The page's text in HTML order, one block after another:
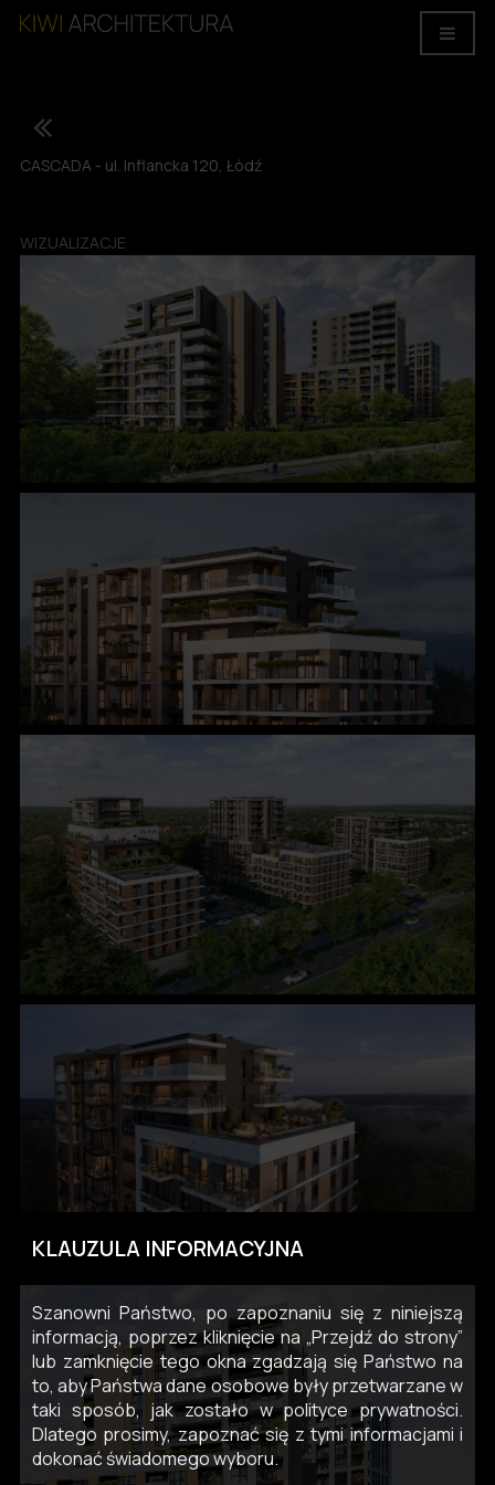
CASCADA - ul. Inflancka 120, Łódź
WIZUALIZACJE
KLAUZULA INFORMACYJNA
Szanowni Państwo, po zapoznaniu się z niniejszą
informacją, poprzez kliknięcie na „Przejdź do strony”
lub zamknięcie tego okna zgadzają się Państwo na
to, aby Państwa dane osobowe były przetwarzane w
taki sposób, jak zostało w polityce prywatności.
Dlatego prosimy, zapoznać się z tymi informacjami i
dokonać świadomego wyboru.